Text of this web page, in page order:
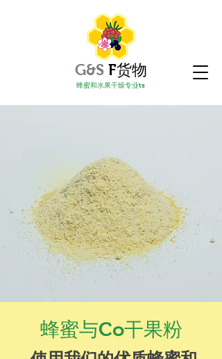
G&S F货物
蜂蜜和水果干燥专业ts
蜂蜜与Co干果粉